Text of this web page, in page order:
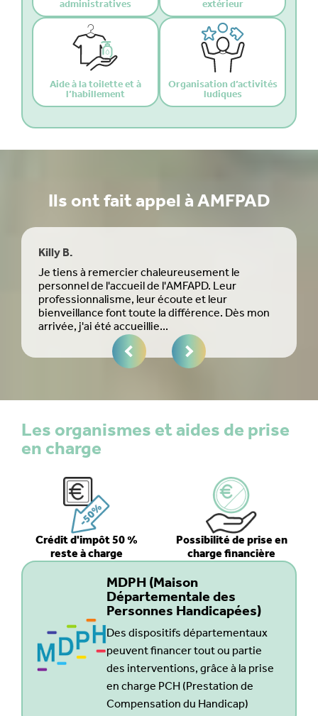
administratives extérieur
Aide à la toilette et à
l’habillement
Organisation d’activités
ludiques
Ils ont fait appel à AMFPAD
Killy B.
Je tiens à remercier chaleureusement le
personnel de l'accueil de l'AMFAPD. Leur
professionnalisme, leur écoute et leur
bienveillance font toute la différence. Dès mon
arrivée, j'ai été accueillie...
Les organismes et aides de prise
en charge
Crédit d'impôt 50 %
reste à charge
Possibilité de prise en
charge financière
MDPH (Maison
Départementale des
Personnes Handicapées)
Des dispositifs départementaux
peuvent financer tout ou partie
des interventions, grâce à la prise
en charge PCH (Prestation de
Compensation du Handicap)